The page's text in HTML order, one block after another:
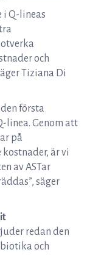
i Q-lineas
och
Tiziana Di
första
linea. Genom att
på
är vi
av ASTar
säger
redan den
och